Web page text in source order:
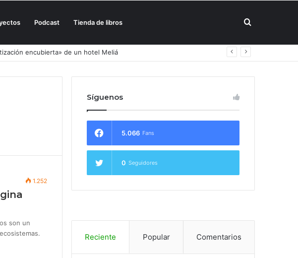
Podcast Tienda de libros Buscar
encubierta» de un hotel Meliá
1.252
son un
Síguenos
5.066 Fans
0 Seguidores
Reciente Popular Comentarios